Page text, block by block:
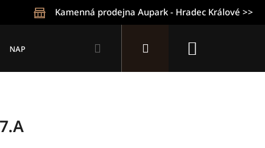
Kamenná prodejna Aupark - Hradec Králové >>
NAPIŠTE NÁM Přihlášení